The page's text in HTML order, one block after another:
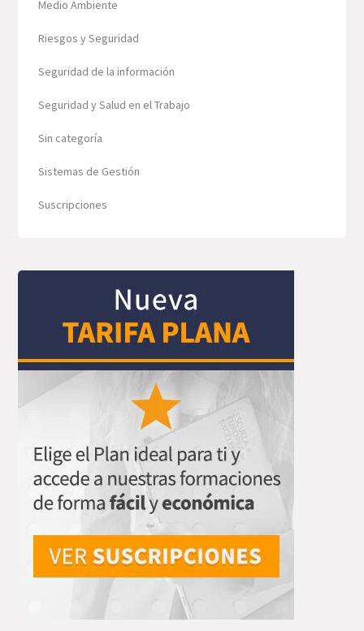
Medio Ambiente
Riesgos y Seguridad
Seguridad de la información
Seguridad y Salud en el Trabajo
Sin categoría
Sistemas de Gestión
Suscripciones